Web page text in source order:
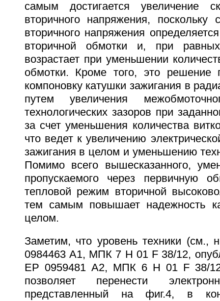
самым достигается увеличение
вторичного напряжения, поскольку
вторичного напряжения
вторичной обмотки и, при
возрастает при уменьшении
обмотки. Кроме того, это решение
компоновку катушки зажигания в
путем увеличения
технологических зазоров при
за счет уменьшения количества
что ведет к увеличению
зажигания в целом и уменьшению
Помимо всего вышесказанного,
пропускаемого через первичную
тепловой режим вторичной
тем самым повышает надежность
целом.
Заметим, что уровень техники (см.,
0984463 A1, МПК 7 H 01 F 38/12,
ЕР 0959481 А2, МПК 6 H 01 F 38/
позволяет перенести
представленный на фиг.4, в